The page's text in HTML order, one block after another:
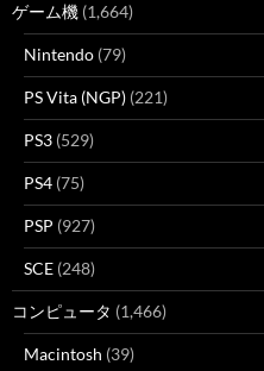
ゲーム機 (1,664)
Nintendo (79)
PS Vita (NGP) (221)
PS3 (529)
PS4 (75)
PSP (927)
SCE (248)
コンピュータ (1,466)
Macintosh (39)